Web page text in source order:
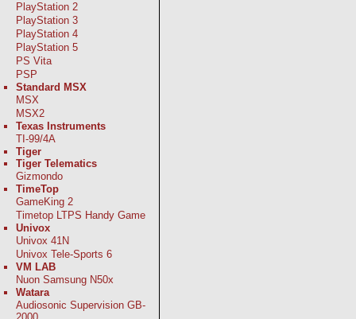
PlayStation 2
PlayStation 3
PlayStation 4
PlayStation 5
PS Vita
PSP
Standard MSX
MSX
MSX2
Texas Instruments
TI-99/4A
Tiger
Tiger Telematics
Gizmondo
TimeTop
GameKing 2
Timetop LTPS Handy Game
Univox
Univox 41N
Univox Tele-Sports 6
VM LAB
Nuon Samsung N50x
Watara
Audiosonic Supervision GB-